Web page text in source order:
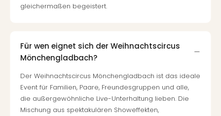
gleichermaßen begeistert.
Für wen eignet sich der Weihnachtscircus
Mönchengladbach?
Der Weihnachtscircus Mönchengladbach ist das ideale
Event für Familien, Paare, Freundesgruppen und alle,
die außergewöhnliche Live-Unterhaltung lieben. Die
Mischung aus spektakulären Showeffekten,